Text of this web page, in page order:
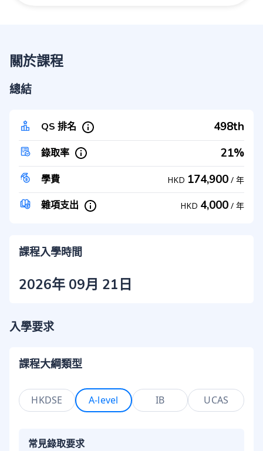
關於課程
總結
QS 排名 498th
錄取率 21%
學費 HKD 174,900 / 年
雜項支出 HKD 4,000 / 年
課程入學時間
2026年 09月 21日
入學要求
課程大綱類型
HKDSE A-level IB UCAS
常見錄取要求